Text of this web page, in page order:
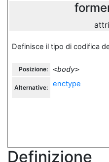
Definizione
Definisce il tipo di codifica
Posizione: <body>
Alternative: enctype